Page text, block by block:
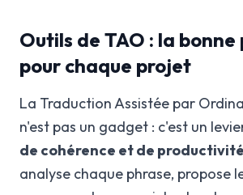
Outils de TAO : la
pour chaque projet
La Traduction Assistée par
n'est pas un gadget : c'est un
de cohérence et de productivité
analyse chaque phrase, propose